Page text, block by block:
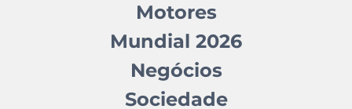
Motores
Mundial 2026
Negócios
Sociedade